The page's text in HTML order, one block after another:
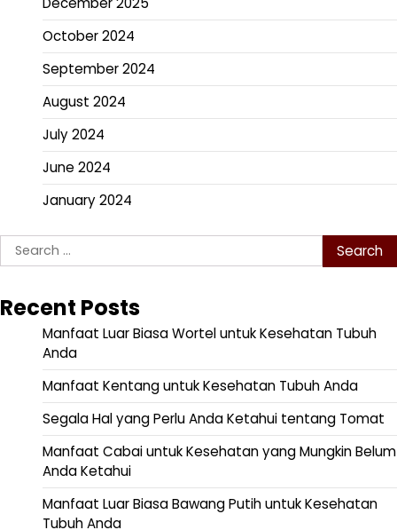
October 2024
September 2024
August 2024
July 2024
June 2024
January 2024
Search
for:
Recent Posts
Manfaat Luar Biasa Wortel untuk Kesehatan Tubuh
Anda
Manfaat Kentang untuk Kesehatan Tubuh Anda
Segala Hal yang Perlu Anda Ketahui tentang Tomat
Manfaat Cabai untuk Kesehatan yang Mungkin Belum
Anda Ketahui
Manfaat Luar Biasa Bawang Putih untuk Kesehatan
Tubuh Anda